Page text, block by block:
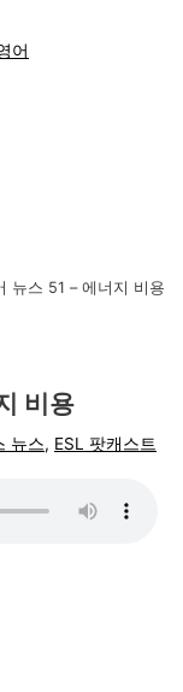
뉴스 51 – 에너지 비용
비용
뉴스, ESL 팟캐스트